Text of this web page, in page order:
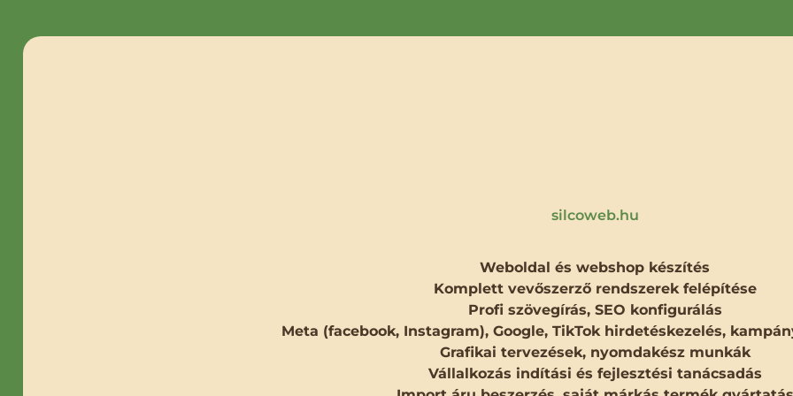
silcoweb.hu
Weboldal és webshop készítés
Komplett vevőszerző rendszerek felépítése
Profi szövegírás, SEO konfigurálás
Meta (facebook, Instagram), Google, TikTok hirdetéskezelés,
Grafikai tervezések, nyomdakész munkák
Vállalkozás indítási és fejlesztési tanácsadás